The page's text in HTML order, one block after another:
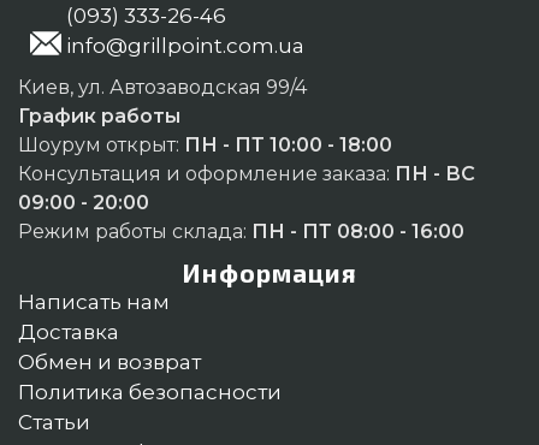
(093) 333-26-46
info@grillpoint.com.ua
Киев, ул. Автозаводская 99/4
График работы
Шоурум открыт: ПН - ПТ 10:00 - 18:00
Консультация и оформление заказа: ПН - ВС
09:00 - 20:00
Режим работы склада: ПН - ПТ 08:00 - 16:00
Информация
Написать нам
Доставка
Обмен и возврат
Политика безопасности
Статьи